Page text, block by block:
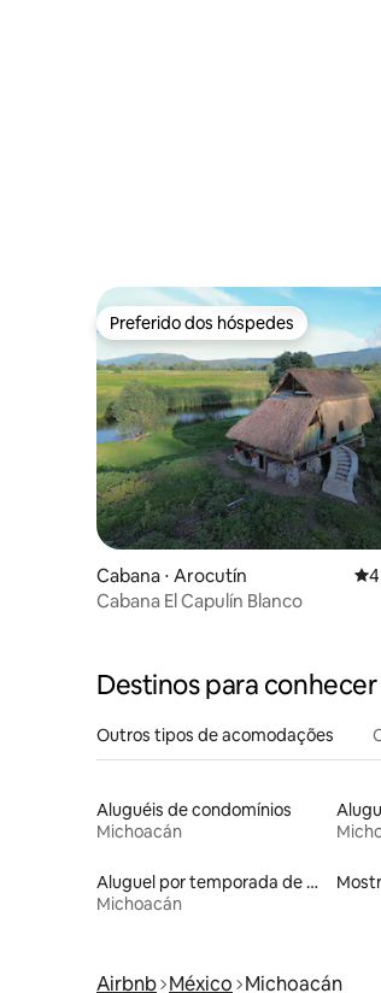
Preferido dos hóspedes
Preferido dos hóspedes
Cabana ⋅ Arocutín
Cabana El Capulín Blanco
Destinos para conhecer
Outros tipos de acomodações
Aluguéis de condomínios
Michoacán
Aluguel por temporada de casas na árvore
Michoacán
Airbnb México Michoacán